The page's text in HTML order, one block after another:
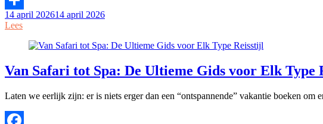
Delen
14 april 202614 april 2026
Lees
Van Safari tot Spa: De Ultieme Gids voor Elk Type
Laten we eerlijk zijn: er is niets erger dan een “ontspannende” vakantie boeken